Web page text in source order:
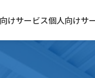
けサービス個人向けサ